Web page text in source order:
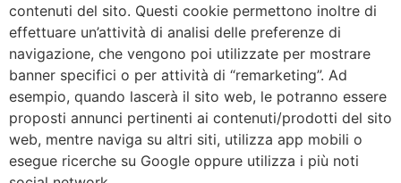
contenuti del sito. Questi cookie permettono inoltre di
effettuare un’attività di analisi delle preferenze di
navigazione, che vengono poi utilizzate per mostrare
banner specifici o per attività di “remarketing”. Ad
esempio, quando lascerà il sito web, le potranno essere
proposti annunci pertinenti ai contenuti/prodotti del sito
web, mentre naviga su altri siti, utilizza app mobili o
esegue ricerche su Google oppure utilizza i più noti